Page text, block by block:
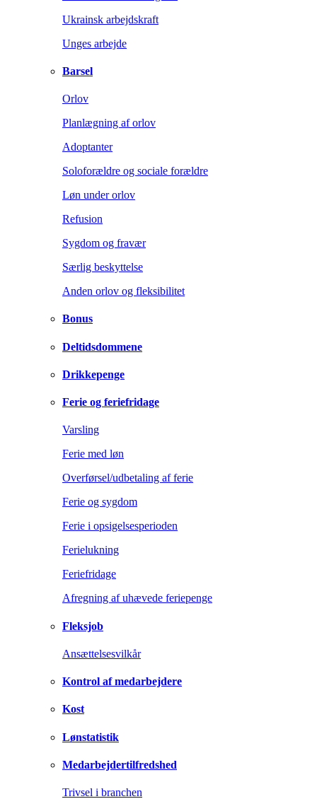
Ukrainsk arbejdskraft
Unges arbejde
Barsel
Orlov
Planlægning af orlov
Adoptanter
Soloforældre og sociale forældre
Løn under orlov
Refusion
Sygdom og fravær
Særlig beskyttelse
Anden orlov og fleksibilitet
Bonus
Deltidsdommene
Drikkepenge
Ferie og feriefridage
Varsling
Ferie med løn
Overførsel/udbetaling af ferie
Ferie og sygdom
Ferie i opsigelsesperioden
Ferielukning
Feriefridage
Afregning af uhævede feriepenge
Fleksjob
Ansættelsesvilkår
Kontrol af medarbejdere
Kost
Lønstatistik
Medarbejdertilfredshed
Trivsel i branchen